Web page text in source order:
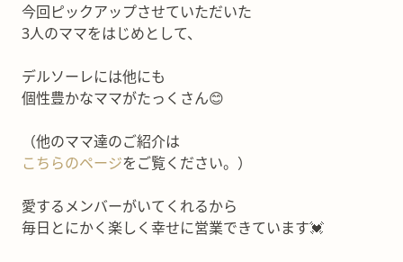
今回ピックアップさせていただいた
3人のママをはじめとして、
デルソーレには他にも
個性豊かなママがたっくさん😊
（他のママ達のご紹介は
こちらのページをご覧ください。）
愛するメンバーがいてくれるから
毎日とにかく楽しく幸せに営業できています💓